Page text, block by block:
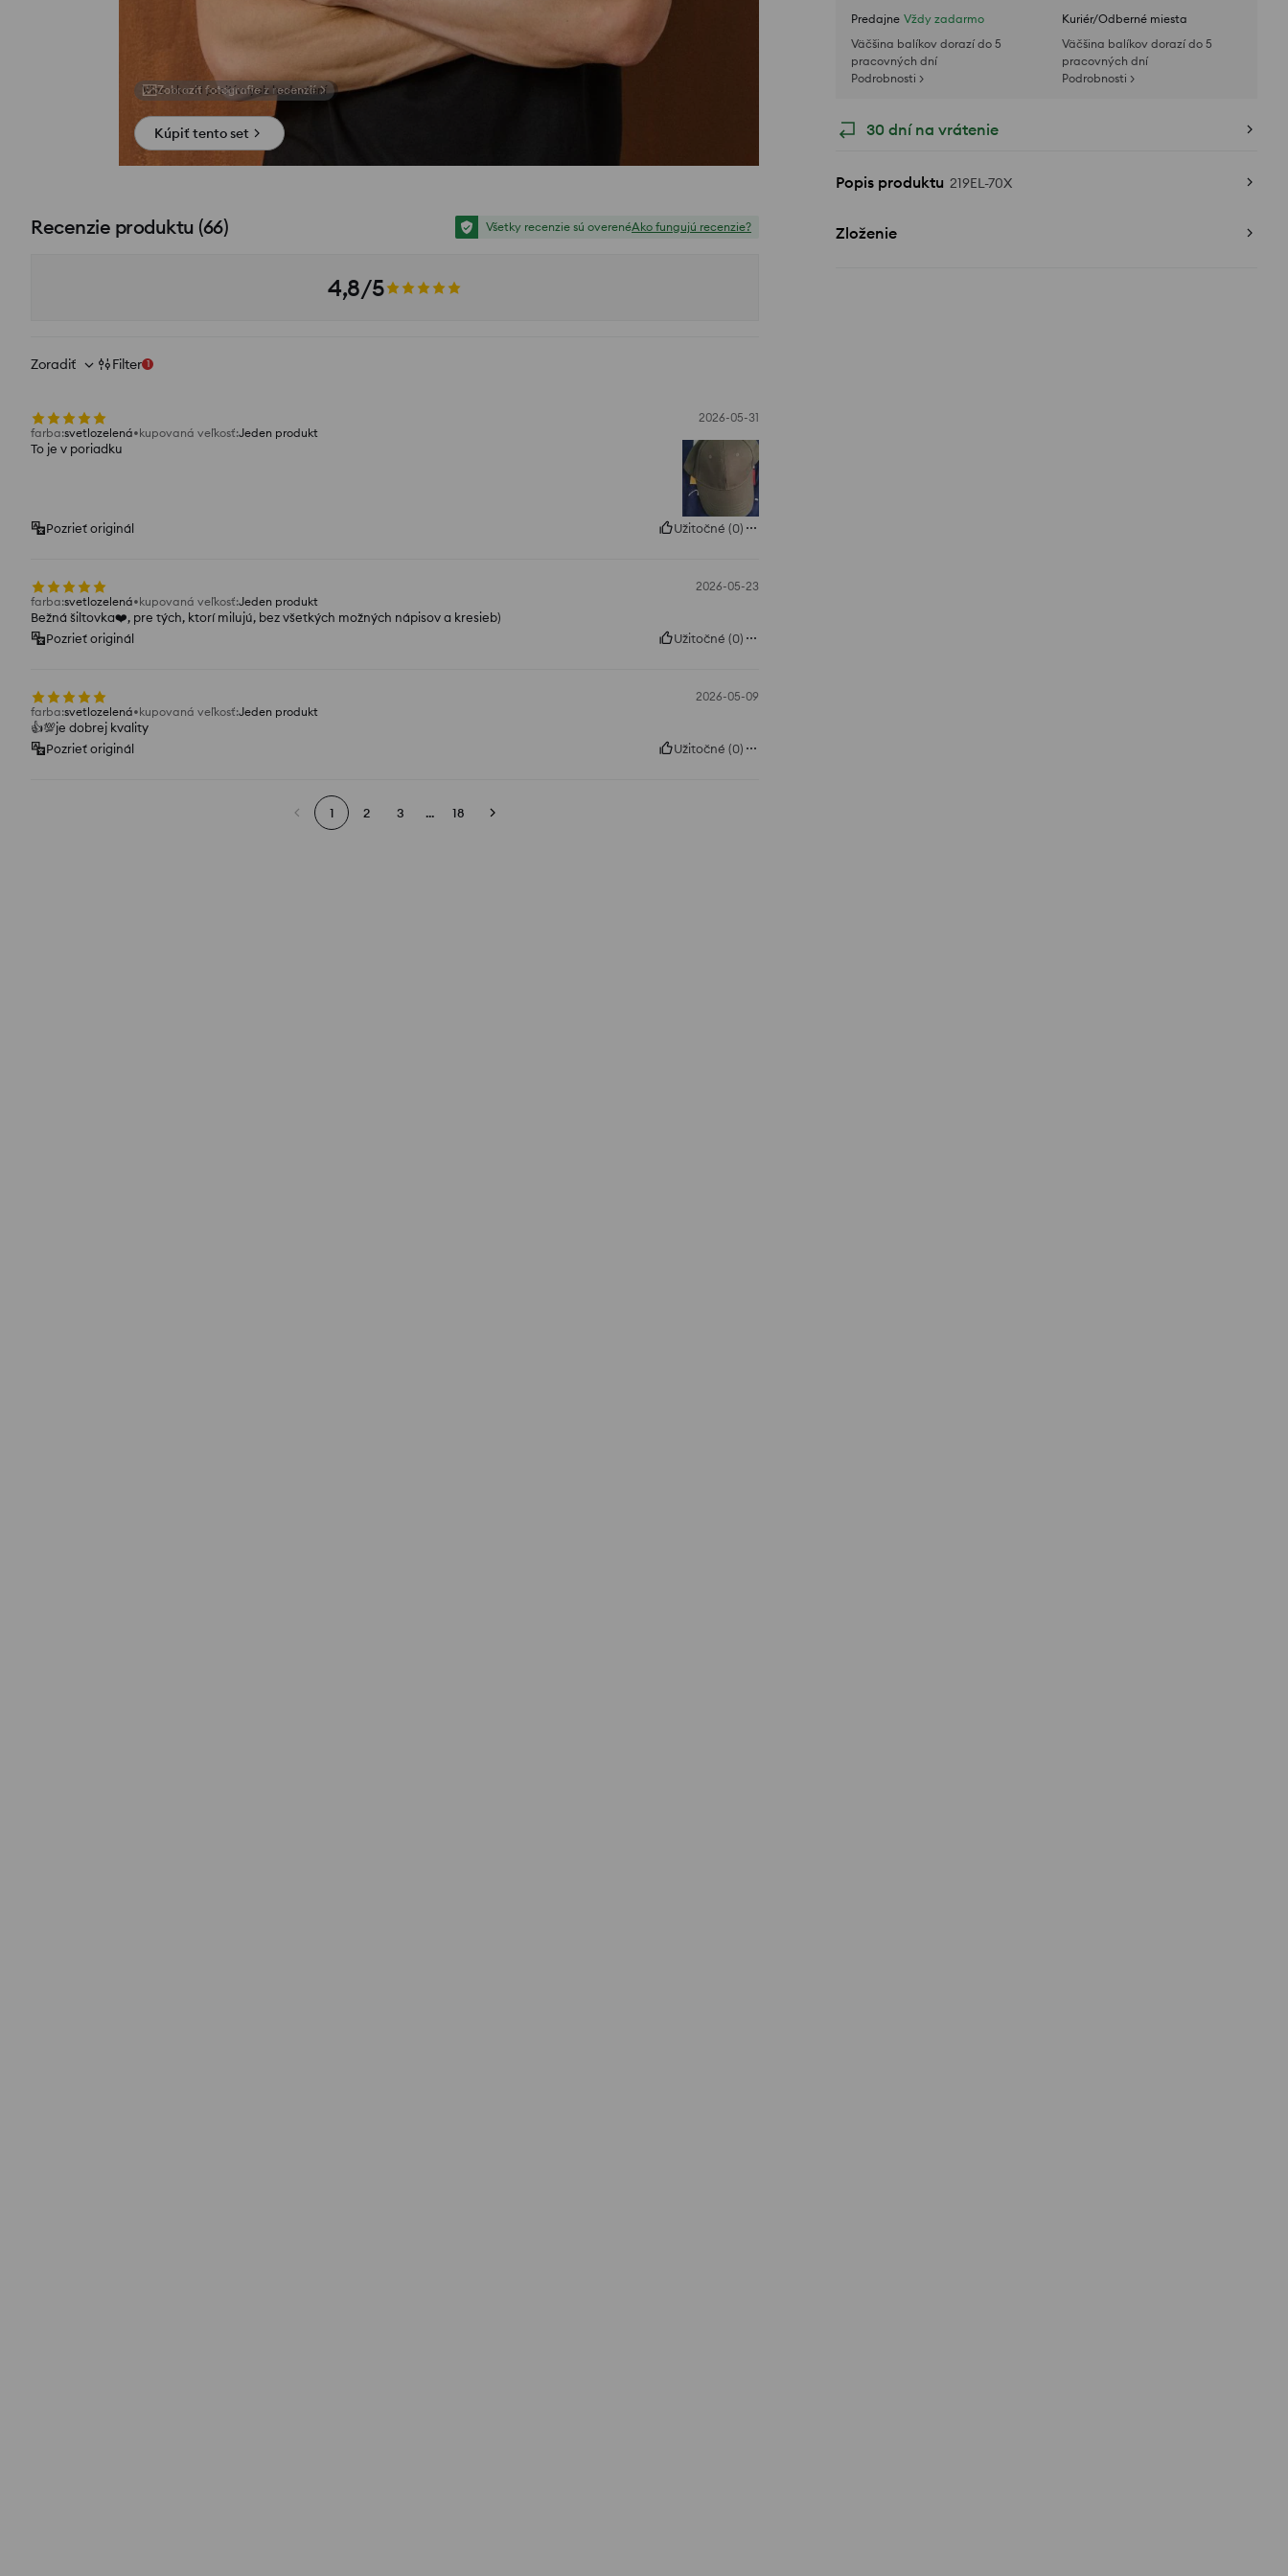
Predajne Vždy zadarmo
Väčšina balíkov dorazí do 5
pracovných dní
Podrobnosti >
Kuriér/Odberné miesta
Väčšina balíkov dorazí do 5
pracovných dní
Podrobnosti >
30 dní na vrátenie
Popis produktu 219EL-70X
Zloženie
Zobraziť fotografie z recenzií
Kúpiť tento set
Recenzie produktu (66) Všetky recenzie sú overenéAko fungujú recenzie?
4,8/5
Zoradiť Filter 1
2026-05-31
farba:svetlozelená kupovaná veľkosť:Jeden produkt
To je v poriadku
Pozrieť originál Užitočné (0)
2026-05-23
farba:svetlozelená kupovaná veľkosť:Jeden produkt
Bežná šiltovka❤️, pre tých, ktorí milujú, bez všetkých možných nápisov a kresieb)
Pozrieť originál
Užitočné (0)
2026-05-09
farba:svetlozelená kupovaná veľkosť:Jeden produkt
👍️💯je dobrej kvality
Pozrieť originál
Užitočné (0)
1 2 3 ... 18